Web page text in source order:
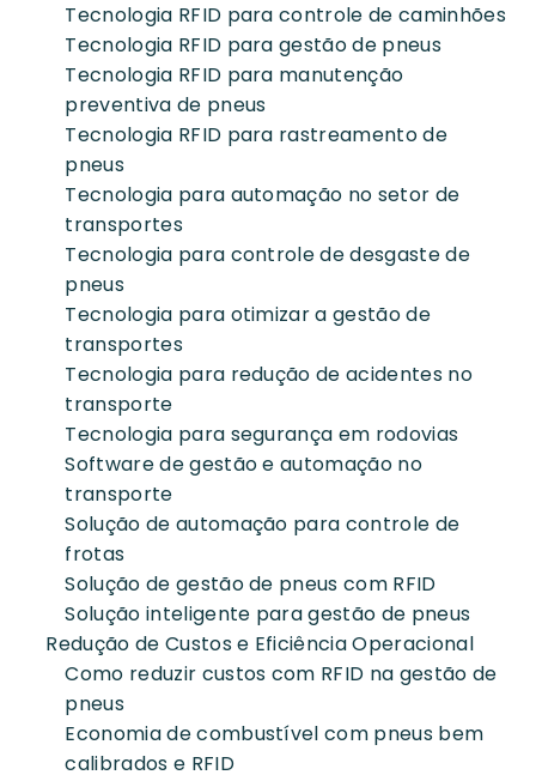
Tecnologia RFID para controle de caminhões
Tecnologia RFID para gestão de pneus
Tecnologia RFID para manutenção
preventiva de pneus
Tecnologia RFID para rastreamento de
pneus
Tecnologia para automação no setor de
transportes
Tecnologia para controle de desgaste de
pneus
Tecnologia para otimizar a gestão de
transportes
Tecnologia para redução de acidentes no
transporte
Tecnologia para segurança em rodovias
Software de gestão e automação no
transporte
Solução de automação para controle de
frotas
Solução de gestão de pneus com RFID
Solução inteligente para gestão de pneus
Redução de Custos e Eficiência Operacional
Como reduzir custos com RFID na gestão de
pneus
Economia de combustível com pneus bem
calibrados e RFID